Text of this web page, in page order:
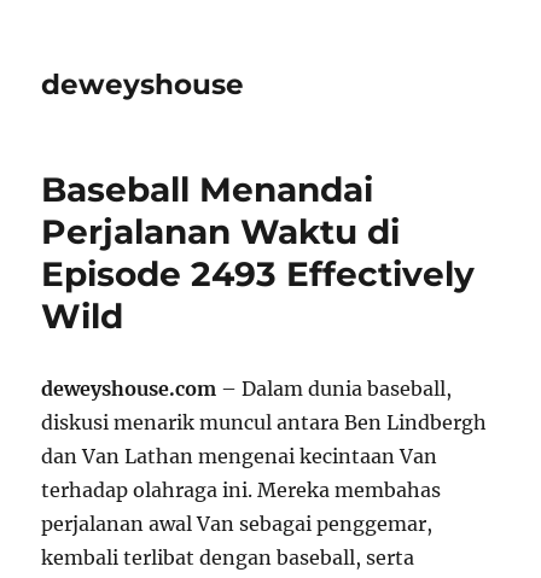
deweyshouse
Baseball Menandai
Perjalanan Waktu di
Episode 2493 Effectively
Wild
deweyshouse.com – Dalam dunia baseball,
diskusi menarik muncul antara Ben Lindbergh
dan Van Lathan mengenai kecintaan Van
terhadap olahraga ini. Mereka membahas
perjalanan awal Van sebagai penggemar,
kembali terlibat dengan baseball, serta